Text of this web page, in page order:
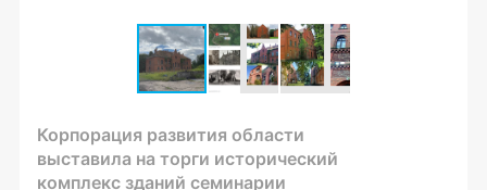
Корпорация развития области
выставила на торги исторический
комплекс зданий семинарии